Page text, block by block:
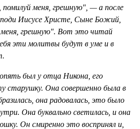
меня, грешную", — а после
Иисусе Христе, Сыне Божий,
меня, грешную". Вот это читай
эти молитвы будут в уме и в
был у отца Никона, его
старушку. Она совершенно была в
она радовалась, это было
Она буквально светилась, и она
Он смиренно это воспринял и,